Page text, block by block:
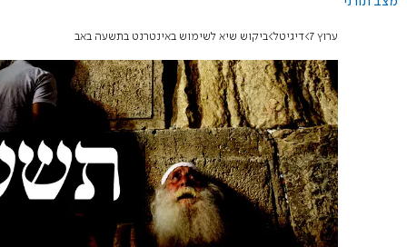
ערוץ 7 דיגיטל ביקוש שיא לשימוש באינטרנט בתשעה באב